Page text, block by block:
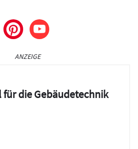
ANZEIGE
für die Gebäudetechnik